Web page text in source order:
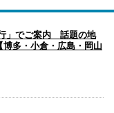
」でご案内 話題の地
多・小倉・広島・岡山